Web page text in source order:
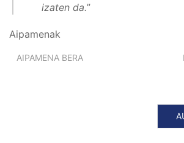
izaten da.”
Aipamenak
AIPAMENA BERA